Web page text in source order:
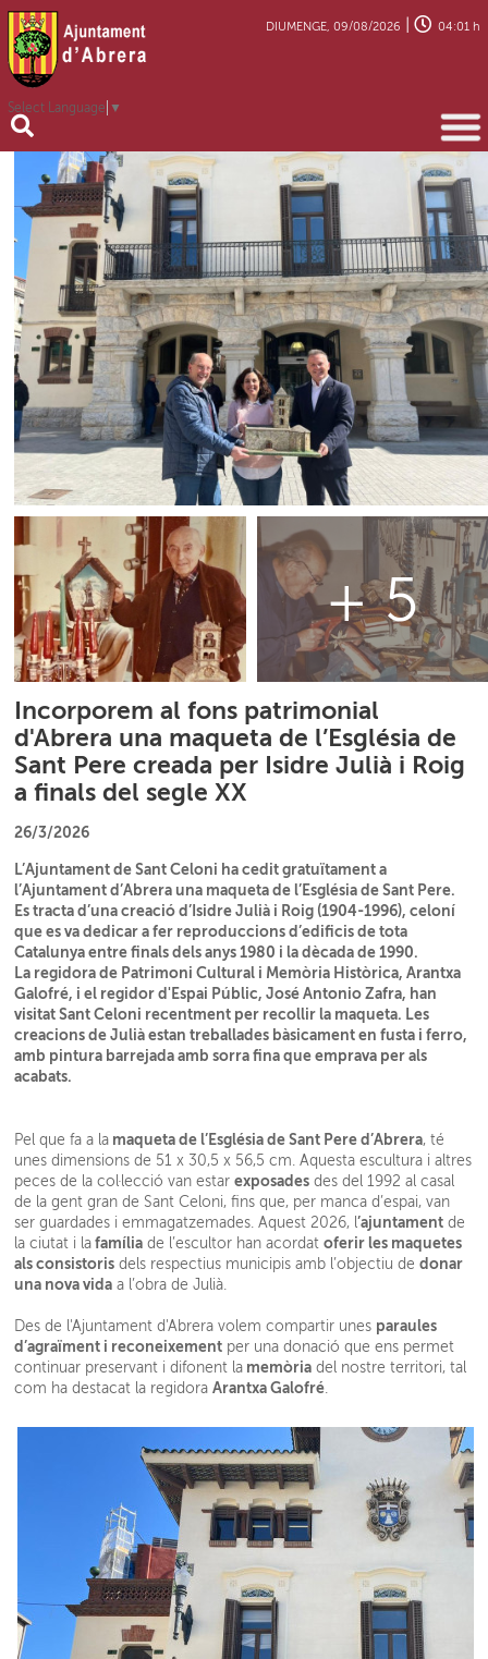
Select Language ▼
DIUMENGE, 09/08/2026 04:01 h
+ 5
Incorporem al fons patrimonial
d'Abrera una maqueta de l’Església de
Sant Pere creada per Isidre Julià i Roig
a finals del segle XX
26/3/2026
L’Ajuntament de Sant Celoni ha cedit gratuïtament a
l’Ajuntament d’Abrera una maqueta de l’Església de Sant Pere.
Es tracta d’una creació d’Isidre Julià i Roig (1904-1996), celoní
que es va dedicar a fer reproduccions d’edificis de tota
Catalunya entre finals dels anys 1980 i la dècada de 1990.
La regidora de Patrimoni Cultural i Memòria Històrica, Arantxa
Galofré, i el regidor d'Espai Públic, José Antonio Zafra, han
visitat Sant Celoni recentment per recollir la maqueta. Les
creacions de Julià estan treballades bàsicament en fusta i ferro,
amb pintura barrejada amb sorra fina que emprava per als
acabats.
Pel que fa a la maqueta de l’Església de Sant Pere d’Abrera, té
unes dimensions de 51 x 30,5 x 56,5 cm. Aquesta escultura i altres
peces de la col·lecció van estarexposades des del 1992 al casal
de la gent gran de Sant Celoni, fins que, per manca d’espai, van
ser guardades i emmagatzemades. Aquest 2026, l’ajuntament de
la ciutat i la família de l’escultor han acordatoferir les maquetes
als consistoris dels respectius municipis amb l’objectiu dedonar
una nova vida a l’obra de Julià.
Des de l'Ajuntament d'Abrera volem compartir unes paraules
d’agraïment i reconeixement per una donació que ens permet
continuar preservant i difonent la memòria del nostre territori, tal
com ha destacat la regidoraArantxa Galofré.